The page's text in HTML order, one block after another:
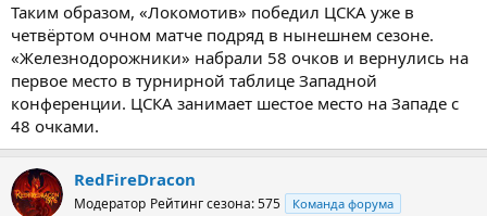
Таким образом, «Локомотив» победил ЦСКА уже в
четвёртом очном матче подряд в нынешнем сезоне.
«Железнодорожники» набрали 58 очков и вернулись на
первое место в турнирной таблице Западной
конференции. ЦСКА занимает шестое место на Западе с
48 очками.
RedFireDracon
Модератор Рейтинг сезона: 575 Команда форума